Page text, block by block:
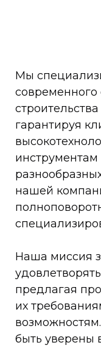
Мы
гарантируя
нашей
Наша миссия
предлагая
их
быть уверены